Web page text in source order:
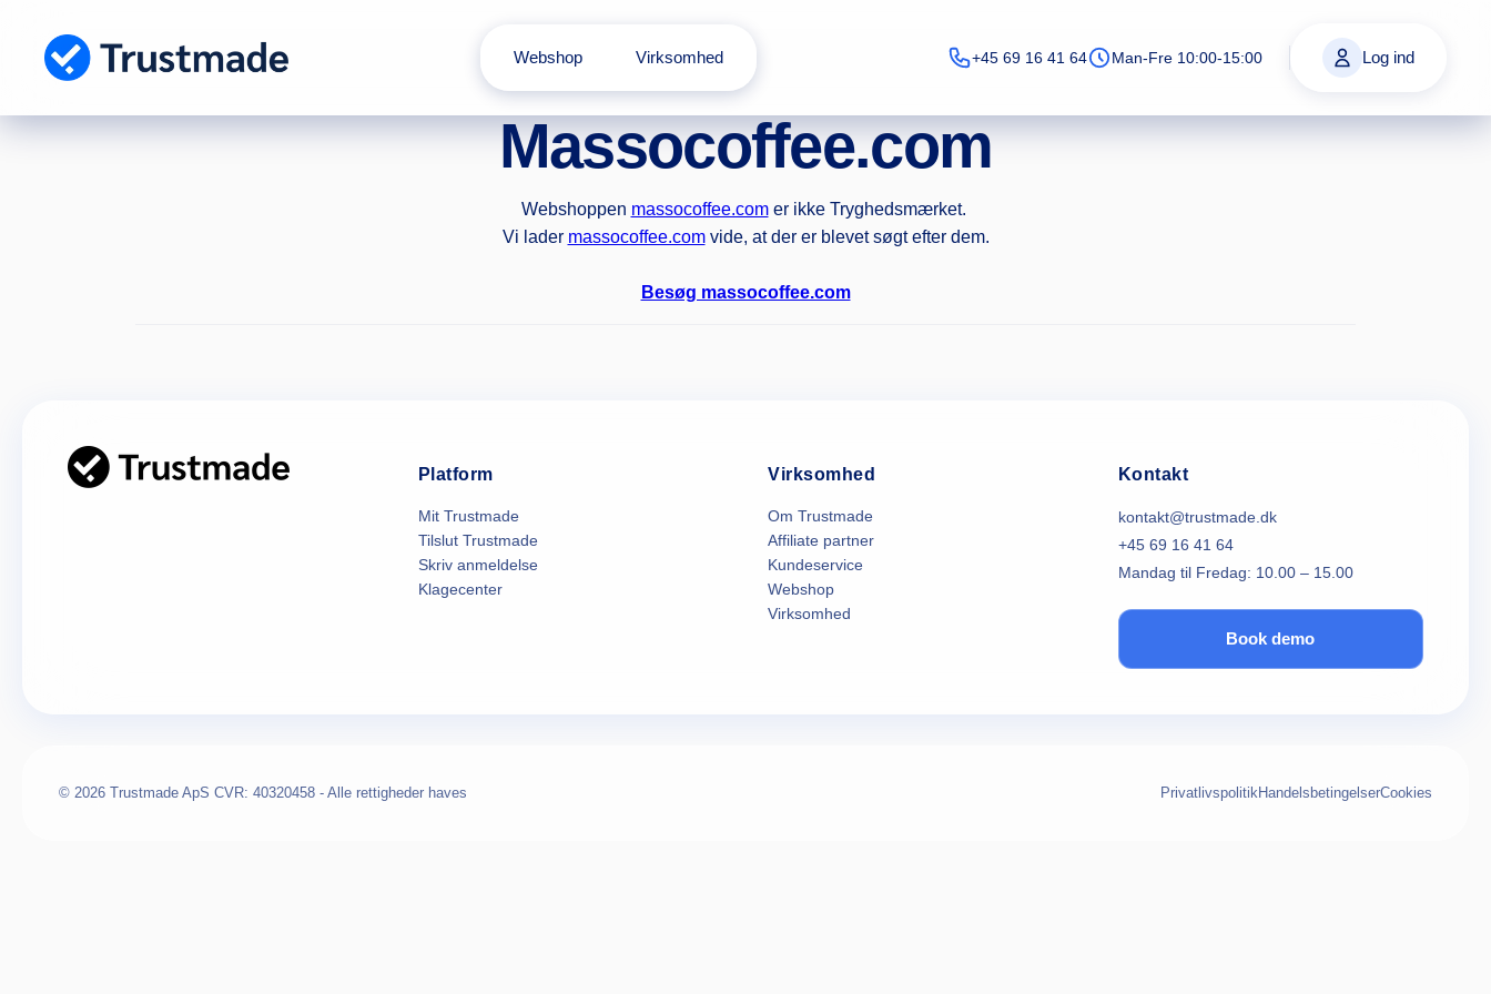
indhold
Webshop Virksomhed +45 69 16 41 64 Man-Fre 10:00-15:00 Log ind
Massocoffee.com
Webshoppen massocoffee.comer ikke Tryghedsmærket.
Vi lader massocoffee.comvide, at der er blevet søgt efter dem.
Besøg massocoffee.com
Platform
Mit Trustmade
Tilslut Trustmade
Skriv anmeldelse
Klagecenter
Virksomhed
Om Trustmade
Affiliate partner
Kundeservice
Webshop
Virksomhed
Kontakt
kontakt@trustmade.dk
+45 69 16 41 64
Mandag til Fredag: 10.00 – 15.00
Book demo
© 2026 Trustmade ApS CVR: 40320458 - Alle rettigheder haves PrivatlivspolitikHandelsbetingelserCookies